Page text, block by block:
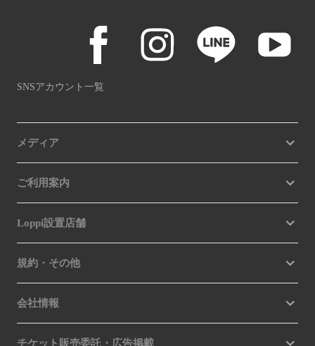
SNSアカウント一覧
メディア
ご利用案内
Loppi設置店舗
規約・その他
会社情報
チケット販売委託・広告掲載